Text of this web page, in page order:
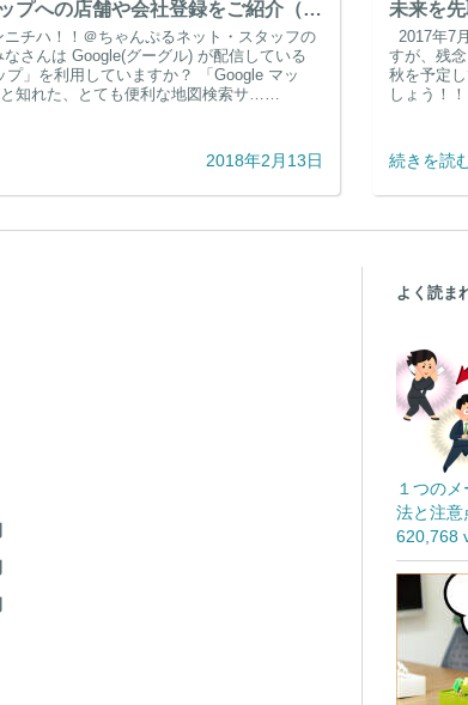
Google マップへの店舗や会社登録をご紹介（ビジネスオーナー様向け）
ニチハ！！＠ちゃんぷるネット・スタッフの
さんは Google(グーグル) が配信している
プ」を利用していますか？ 「Google マッ
知れた、とても便利な地図検索サ……
2018年2月13日
未来を
2017年7
すが、残
秋を予定
しょう！
続きを読
よく読ま
１つの
法と注意
620,768